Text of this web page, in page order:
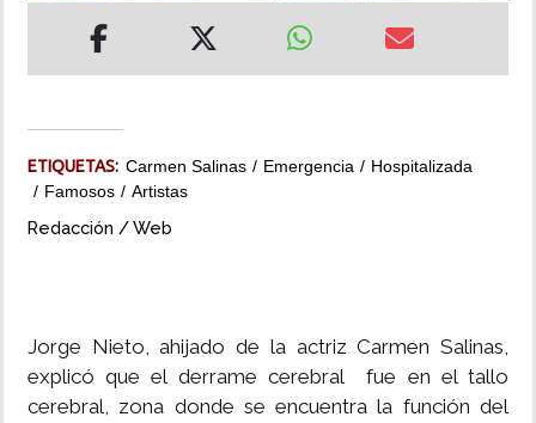
ETIQUETAS: Carmen Salinas Emergencia
Hospitalizada
Famosos
Artistas
Redacción / Web
Jorge Nieto, ahijado de la actriz Carmen Salinas,
explicó que el derrame cerebral fue en el tallo
cerebral, zona donde se encuentra la función del